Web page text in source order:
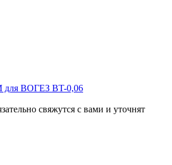
ВОГЕЗ BT-0,06
свяжутся с вами и уточнят